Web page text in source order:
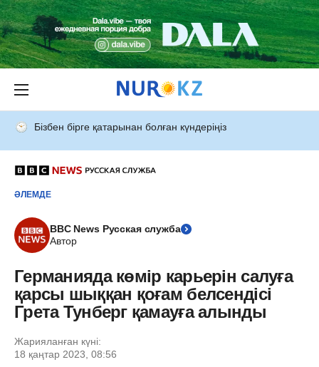
Бізбен бірге қатарынан болған күндеріңіз
ӘЛЕМДЕ
BBC News Русская служба
Автор
Германияда көмір карьерін салуға
қарсы шыққан қоғам белсендісі
Грета Тунберг қамауға алынды
Жарияланған күні:
18 қаңтар 2023, 08:56